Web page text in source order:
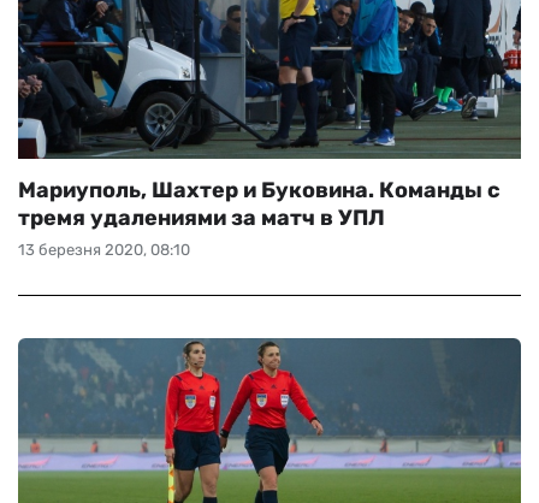
13 березня 2020, 08:10
Мариуполь, Шахтер и Буковина. Команды с
тремя удалениями за матч в УПЛ